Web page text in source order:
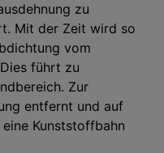
zu
Mit der Zeit wird so
vom
führt zu
Zur
entfernt und auf
Kunststoffbahn